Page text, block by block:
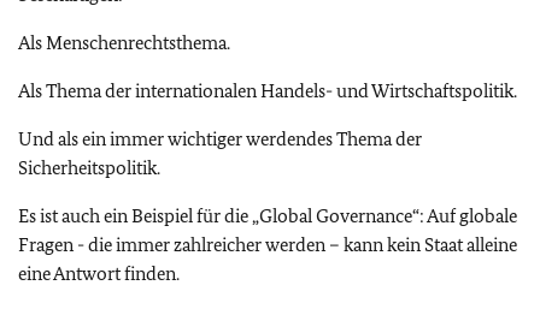
Als Menschenrechtsthema.
Als Thema der internationalen Handels- und Wirtschaftspolitik.
Und als ein immer wichtiger werdendes Thema der
Sicherheitspolitik.
Es ist auch ein Beispiel für die „Global Governance“: Auf globale
Fragen - die immer zahlreicher werden – kann kein Staat alleine
eine Antwort finden.